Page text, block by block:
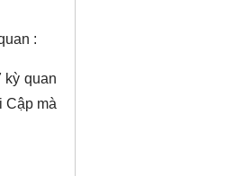
:
kỳ quan
Cập mà